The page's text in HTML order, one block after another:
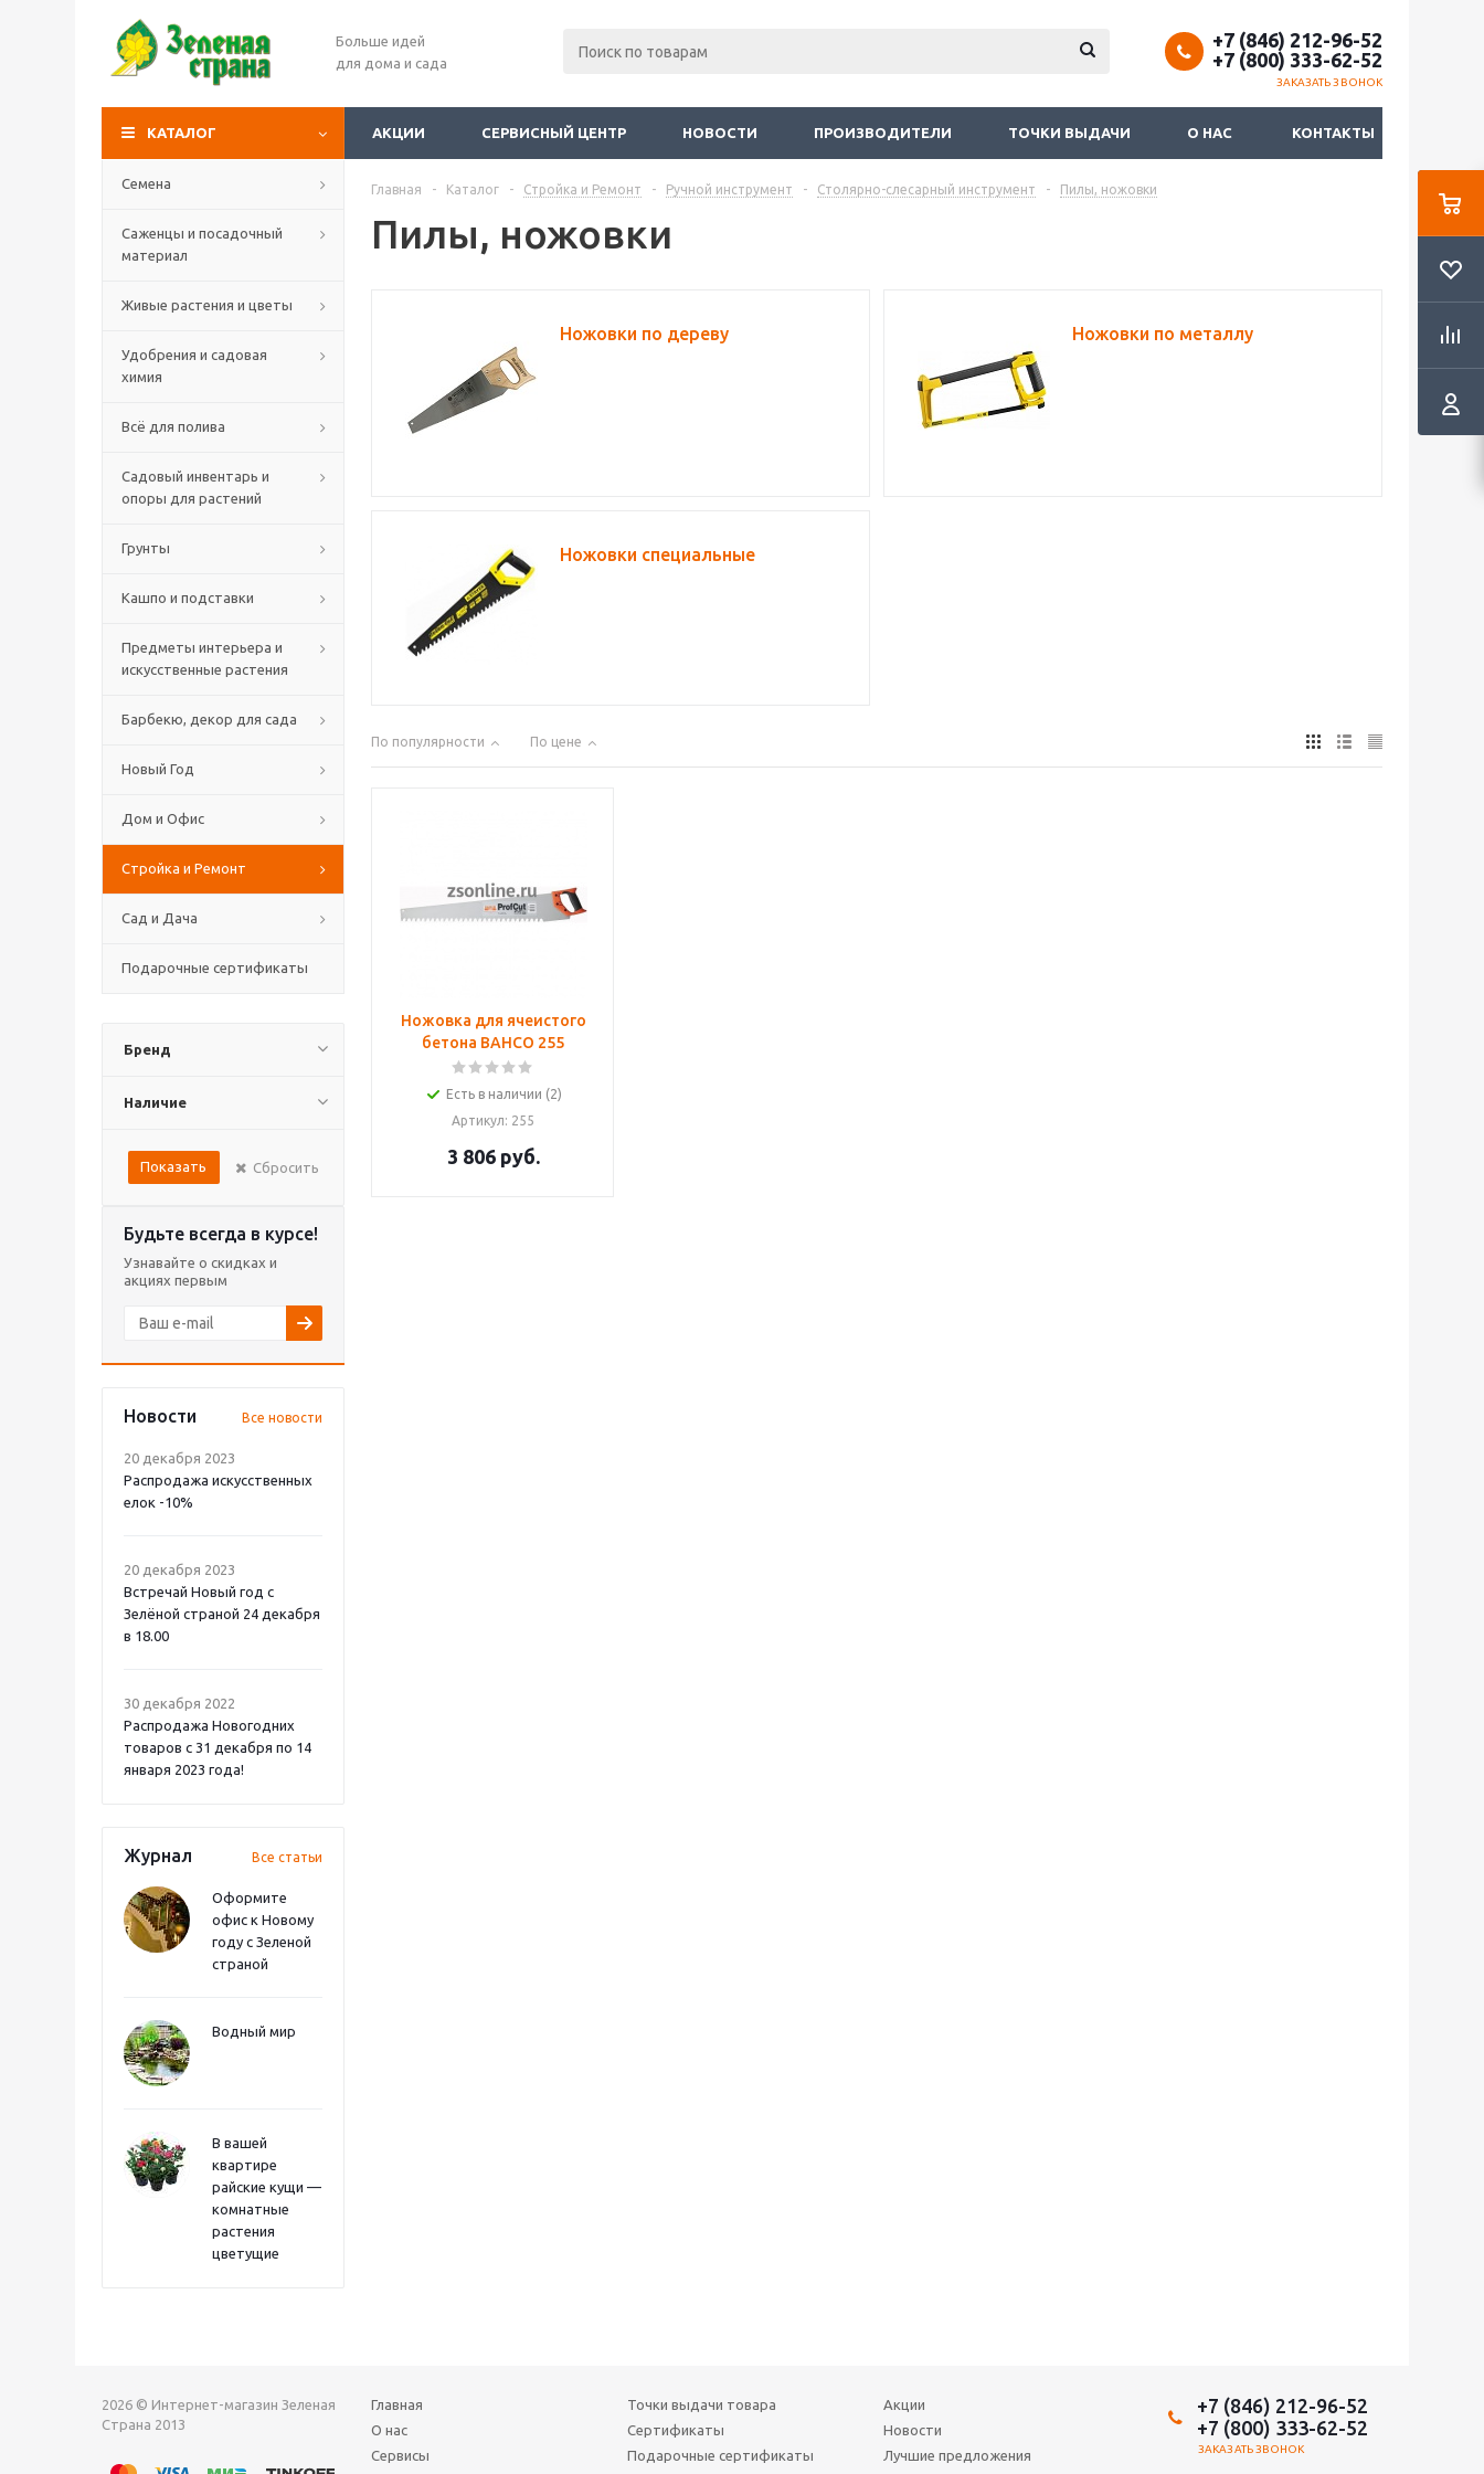
Больше идей
для дома и сада
+7 (846) 212-96-52
+7 (800) 333-62-52
ЗАКАЗАТЬ ЗВОНОК
КАТАЛОГ АКЦИИ СЕРВИСНЫЙ ЦЕНТР НОВОСТИ ПРОИЗВОДИТЕЛИ ТОЧКИ ВЫДАЧИ О НАС КОНТАКТЫ
Семена
Саженцы и посадочный
материал
Живые растения и цветы
Удобрения и садовая
химия
Всё для полива
Садовый инвентарь и
опоры для растений
Грунты
Кашпо и подставки
Предметы интерьера и
искусственные растения
Барбекю, декор для сада
Новый Год
Дом и Офис
Стройка и Ремонт
Сад и Дача
Подарочные сертификаты
Бренд
Наличие
Показать Сбросить
Будьте всегда в курсе!
Узнавайте о скидках и
акциях первым
Новости Все новости
20 декабря 2023
Распродажа искусственных
елок -10%
20 декабря 2023
Встречай Новый год с
Зелёной страной 24 декабря
в 18.00
30 декабря 2022
Распродажа Новогодних
товаров с 31 декабря по 14
января 2023 года!
Журнал Все статьи
Оформите
офис к Новому
году с Зеленой
страной
Водный мир
В вашей
квартире
райские кущи —
комнатные
растения
цветущие
Главная - Каталог - Стройка и Ремонт - Ручной инструмент - Столярно-слесарный инструмент - Пилы, ножовки
Пилы, ножовки
Ножовки по дереву Ножовки по металлу
Ножовки специальные
По популярности По цене
Ножовка для ячеистого
бетона BAHCO 255
Есть в наличии (2)
Артикул: 255
3 806руб.
2026 © Интернет-магазин Зеленая
Страна 2013
Главная
О нас
Сервисы
Точки выдачи товара
Сертификаты
Подарочные сертификаты
Акции
Новости
Лучшие предложения
+7 (846) 212-96-52
+7 (800) 333-62-52
ЗАКАЗАТЬ ЗВОНОК